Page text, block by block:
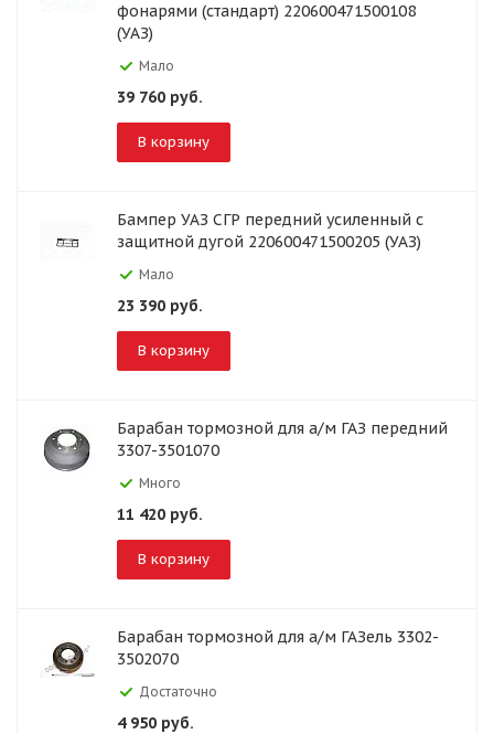
фонарями (стандарт) 220600471500108
(УАЗ)
Мало
39 760 руб.
В корзину
Бампер УАЗ СГР передний усиленный с
защитной дугой 220600471500205 (УАЗ)
Мало
23 390 руб.
В корзину
Барабан тормозной для а/м ГАЗ передний
3307-3501070
Много
11 420 руб.
В корзину
Барабан тормозной для а/м ГАЗель 3302-
3502070
Достаточно
4 950 руб.